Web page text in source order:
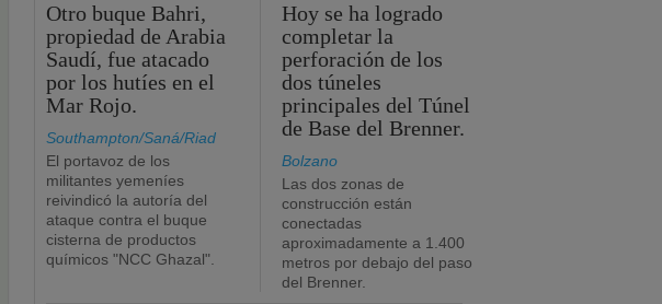
Otro buque Bahri,
propiedad de Arabia
Saudí, fue atacado
por los hutíes en el
Mar Rojo.
Southampton/Saná/Riad
El portavoz de los
militantes yemeníes
reivindicó la autoría del
ataque contra el buque
cisterna de productos
químicos "NCC Ghazal".
Hoy se ha logrado
completar la
perforación de los
dos túneles
principales del Túnel
de Base del Brenner.
Bolzano
Las dos zonas de
construcción están
conectadas
aproximadamente a 1.400
metros por debajo del paso
del Brenner.